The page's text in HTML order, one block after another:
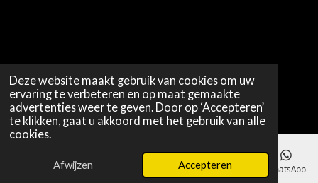
Deze website maakt gebruik van cookies om uw
ervaring te verbeteren en op maat gemaakte
advertenties weer te geven. Door op ‘Accepteren’
te klikken, gaat u akkoord met het gebruik van alle
cookies.
Afwijzen Accepteren
E-mailadres WhatsApp